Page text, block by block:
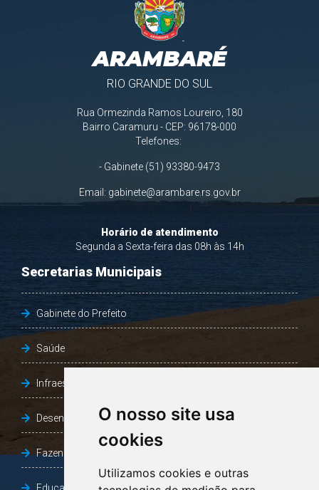
O nosso site usa
cookies
Utilizamos cookies e outras
ARAMBARÉ
RIO GRANDE DO SUL
Rua Ormezinda Ramos Loureiro, 180
Bairro Caramuru - CEP: 96178-000
Telefones:
- Gabinete (51) 93380-9473
Email: gabinete@arambare.rs.gov.br
Horário de atendimento
Segunda a Sexta-feira das 08h às 14h
Secretarias Municipais
Gabinete do Prefeito
Saúde
Infraestrutura, Agricultura e Meio Ambiente
Desenvolvimento Social
Fazenda e Desenvolvimento Econômico